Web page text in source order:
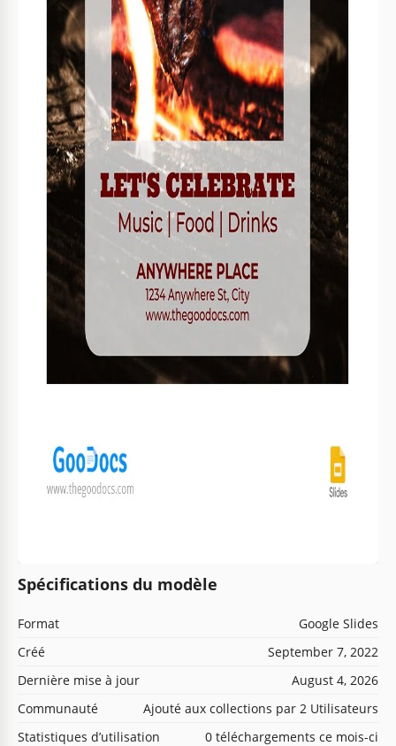
Spécifications du modèle
Format
Google Slides
Créé
September 7, 2022
Dernière mise à jour
August 4, 2026
Communauté
Ajouté aux collections par 2 Utilisateurs
Statistiques d’utilisation
0 téléchargements ce mois-ci